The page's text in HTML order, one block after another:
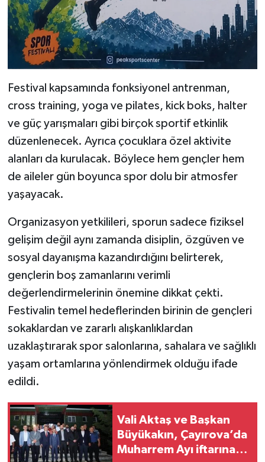
Festival kapsamında fonksiyonel antrenman,
cross training, yoga ve pilates, kick boks, halter
ve güç yarışmaları gibi birçok sportif etkinlik
düzenlenecek. Ayrıca çocuklara özel aktivite
alanları da kurulacak. Böylece hem gençler hem
de aileler gün boyunca spor dolu bir atmosfer
yaşayacak.
Organizasyon yetkilileri, sporun sadece fiziksel
gelişim değil aynı zamanda disiplin, özgüven ve
sosyal dayanışma kazandırdığını belirterek,
gençlerin boş zamanlarını verimli
değerlendirmelerinin önemine dikkat çekti.
Festivalin temel hedeflerinden birinin de gençleri
sokaklardan ve zararlı alışkanlıklardan
uzaklaştırarak spor salonlarına, sahalara ve sağlıklı
yaşam ortamlarına yönlendirmek olduğu ifade
edildi.
Vali Aktaş ve Başkan
Büyükakın, Çayırova’da
Muharrem Ayı iftarına